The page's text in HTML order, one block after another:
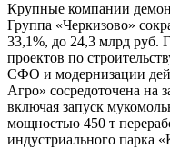
Крупные компании
Группа «Черкизово»
33,1%, до 24,3 млрд руб.
проектов по
СФО и модернизации
Агро» сосредоточена на
включая запуск
мощностью 450 т
индустриального парка